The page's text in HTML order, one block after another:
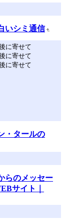
いシミ通信
に寄せて
に寄せて
に寄せて
・タールの
らのメッセー
サイト｜